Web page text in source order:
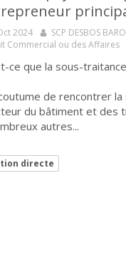
2024
SCP DESBOS
Commercial ou des Affaires
ce que la sous-
de rencontrer
du bâtiment et des
autres...
directe